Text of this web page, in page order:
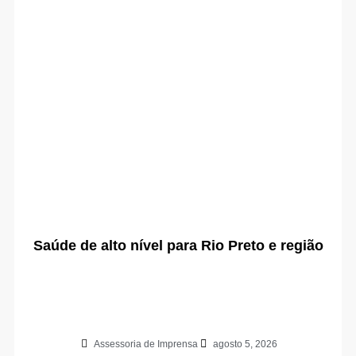
Saúde de alto nível para Rio Preto e região
Assessoria de Imprensa agosto 5, 2026